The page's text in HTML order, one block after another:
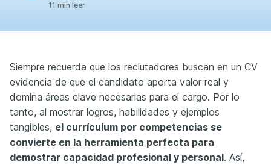
11 min leer
Siempre recuerda que los reclutadores buscan en un CV
evidencia de que el candidato aporta valor real y
domina áreas clave necesarias para el cargo. Por lo
tanto, al mostrar logros, habilidades y ejemplos
tangibles, el currículum por competencias se
convierte en la herramienta perfecta para
demostrar capacidad profesional y personal. Así,